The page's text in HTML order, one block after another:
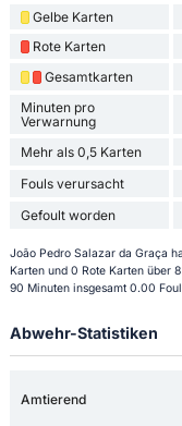
Gelbe Karten
Rote Karten
Gesamtkarten
Minuten pro
Verwarnung
Mehr als 0,5 Karten
Fouls verursacht
Gefoult worden
João Pedro Salazar da Graça
Karten und 0 Rote Karten über
90 Minuten insgesamt 0.00
Abwehr-Statistiken
Amtierend